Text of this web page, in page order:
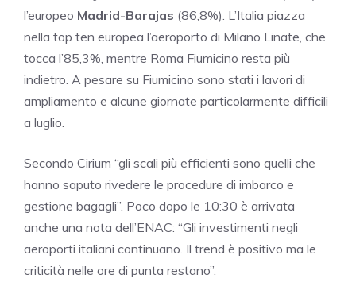
l’europeo Madrid-Barajas (86,8%). L’Italia piazza
nella top ten europea l’aeroporto di Milano Linate, che
tocca l’85,3%, mentre Roma Fiumicino resta più
indietro. A pesare su Fiumicino sono stati i lavori di
ampliamento e alcune giornate particolarmente difficili
a luglio.
Secondo Cirium “gli scali più efficienti sono quelli che
hanno saputo rivedere le procedure di imbarco e
gestione bagagli”. Poco dopo le 10:30 è arrivata
anche una nota dell’ENAC: “Gli investimenti negli
aeroporti italiani continuano. Il trend è positivo ma le
criticità nelle ore di punta restano”.